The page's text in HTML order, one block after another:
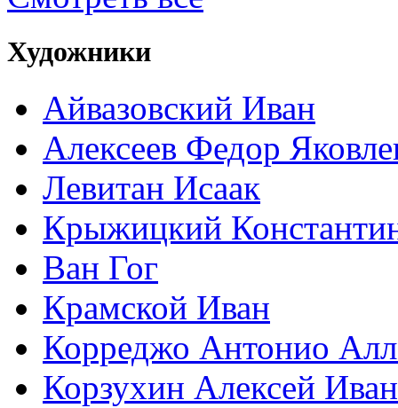
Художники
Айвазовский Иван
Алексеев Федор
Левитан Исаак
Крыжицкий
Ван Гог
Крамской Иван
Корреджо Антонио
Корзухин Алексей